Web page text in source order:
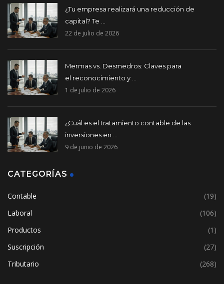
¿Tu empresa realizará una reducción de
capital? Te ...
22 de julio de 2026
Mermas vs. Desmedros: Claves para
el reconocimiento y ...
1 de julio de 2026
¿Cuál es el tratamiento contable de las
inversiones en ...
9 de junio de 2026
CATEGORÍAS
Contable
(19)
Laboral
(106)
Productos
(1)
Suscripción
(27)
Tributario
(268)